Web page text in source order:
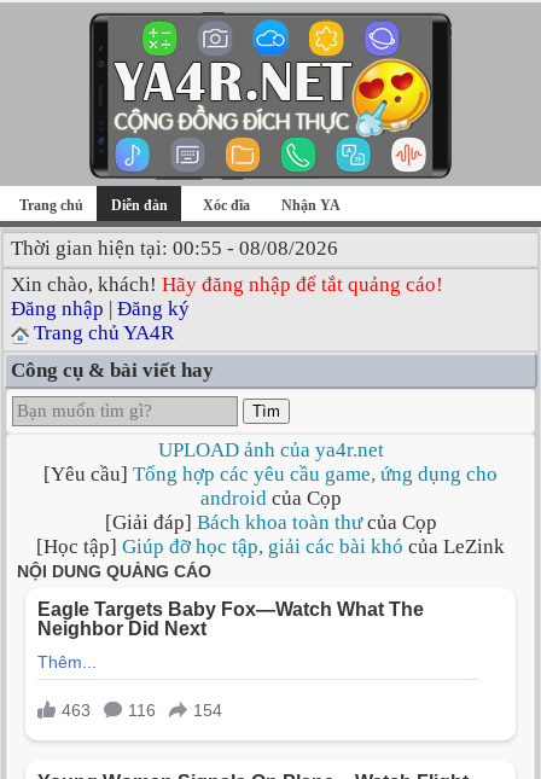
Trang chủ Diễn đàn Xóc đĩa Nhận YA
Thời gian hiện tại: 00:55 - 08/08/2026
Xin chào, khách! Hãy đăng nhập để tắt quảng cáo!
Đăng nhập | Đăng ký
Trang chủ YA4R
Công cụ & bài viết hay
Tìm
UPLOAD ảnh của ya4r.net
[Yêu cầu] Tổng hợp các yêu cầu game, ứng dụng cho
androidcủa Cọp
[Giải đáp] Bách khoa toàn thưcủa Cọp
[Học tập] Giúp đỡ học tập, giải các bài khó của LeZink